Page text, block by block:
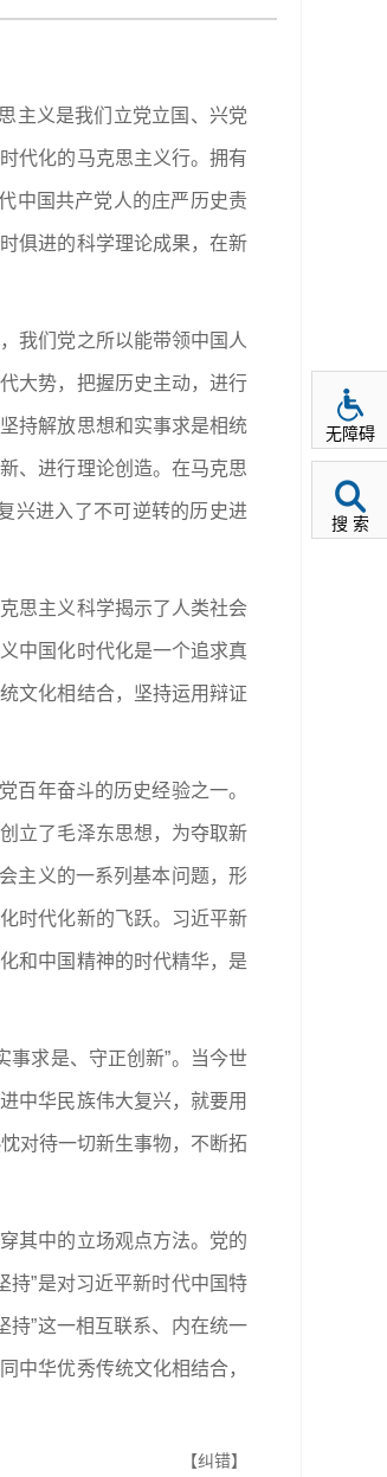
主义是我们立党立国、兴党
代化的马克思主义行。拥有
中国共产党人的庄严历史责
俱进的科学理论成果，在新
我们党之所以能带领中国人
大势，把握历史主动，进行
持解放思想和实事求是相统
、进行理论创造。在马克思
兴进入了不可逆转的历史进
思主义科学揭示了人类社会
中国化时代化是一个追求真
文化相结合，坚持运用辩证
百年奋斗的历史经验之一。
立了毛泽东思想，为夺取新
主义的一系列基本问题，形
时代化新的飞跃。习近平新
和中国精神的时代精华，是
事求是、守正创新”。当今世
中华民族伟大复兴，就要用
对待一切新生事物，不断拓
其中的立场观点方法。党的
持”是对习近平新时代中国特
持”这一相互联系、内在统一
中华优秀传统文化相结合，
【纠错】
无障碍
搜 索